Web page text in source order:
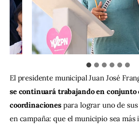
El presidente municipal Juan José
se continuará trabajando en conjunto
coordinaciones para lograr uno de
en campaña: que el municipio sea